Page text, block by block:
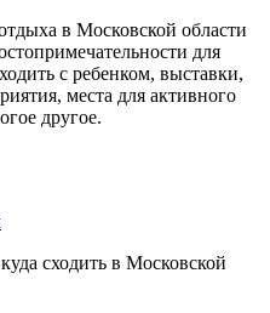
в Московской области
для
с ребенком, выставки,
места для активного
другое.
сходить в Московской